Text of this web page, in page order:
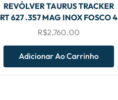
REVÓLVER TAURUS TRACKER
RT 627 .357 MAG INOX FOSCO 4
R$2,760.00
Adicionar Ao Carrinho